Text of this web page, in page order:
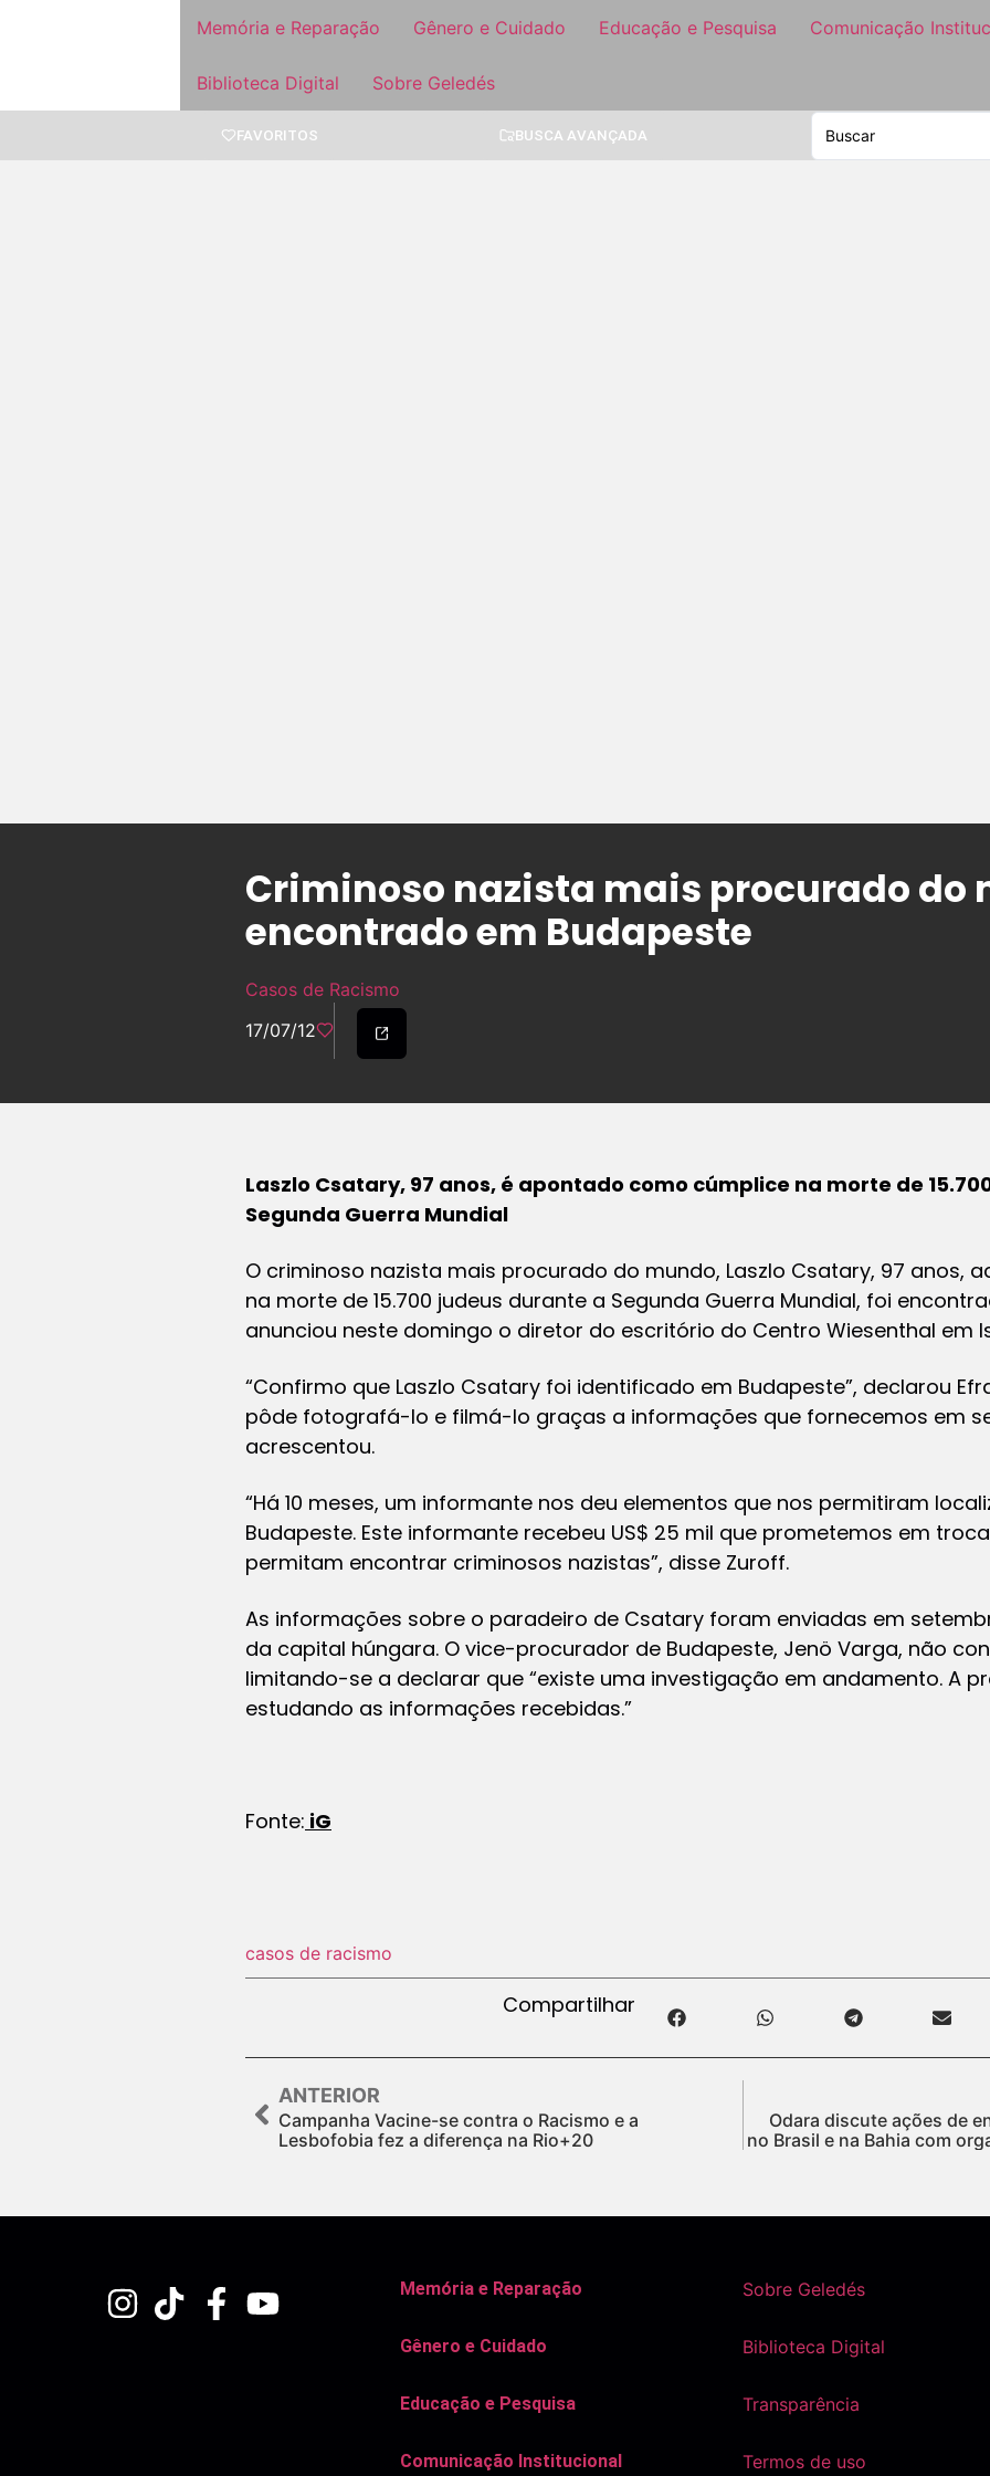
Memória e Reparação Gênero e Cuidado Educação e Pesquisa Comunicação
Biblioteca Digital Sobre Geledés
FAVORITOS BUSCA AVANÇADA
Criminoso nazista mais procurado do
encontrado em Budapeste
Casos de Racismo
17/07/12
Laszlo Csatary, 97 anos, é apontado como cúmplice na morte de
Segunda Guerra Mundial
O criminoso nazista mais procurado do mundo, Laszlo Csatary, 97 anos,
na morte de 15.700 judeus durante a Segunda Guerra Mundial, foi
anunciou neste domingo o diretor do escritório do Centro Wiesenthal em
“Confirmo que Laszlo Csatary foi identificado em Budapeste”, declarou
pôde fotografá-lo e filmá-lo graças a informações que fornecemos em
acrescentou.
“Há 10 meses, um informante nos deu elementos que nos permitiram
Budapeste. Este informante recebeu US$ 25 mil que prometemos em
permitam encontrar criminosos nazistas”, disse Zuroff.
As informações sobre o paradeiro de Csatary foram enviadas em
da capital húngara. O vice-procurador de Budapeste, Jenö Varga, não
limitando-se a declarar que “existe uma investigação em andamento. A
estudando as informações recebidas.”
Fonte: iG
casos de racismo
Compartilhar
ANTERIOR
Campanha Vacine-se contra o Racismo e a
Lesbofobia fez a diferença na Rio+20
Odara discute ações de
no Brasil e na Bahia com
Memória e Reparação
Gênero e Cuidado
Educação e Pesquisa
Comunicação Institucional
Sobre Geledés
Biblioteca Digital
Transparência
Termos de uso